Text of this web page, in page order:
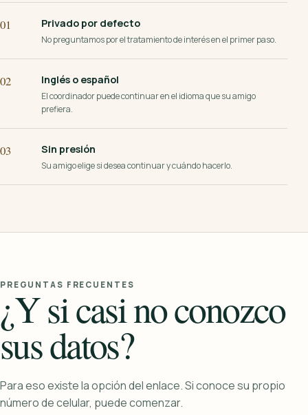
01 Privado por defecto
No preguntamos por el tratamiento de interés en el primer paso.
02 Inglés o español
El coordinador puede continuar en el idioma que su amigo
prefiera.
03 Sin presión
Su amigo elige si desea continuar y cuándo hacerlo.
PREGUNTAS FRECUENTES
¿Y si casi no conozco
sus datos?
Para eso existe la opción del enlace. Si conoce su propio
número de celular, puede comenzar.